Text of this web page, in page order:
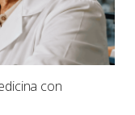
con